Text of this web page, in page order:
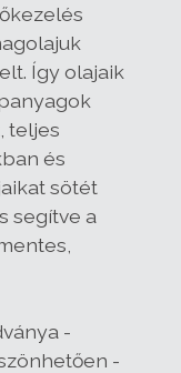
Így olajaik
teljes
és
sötét
segítve a
-
-